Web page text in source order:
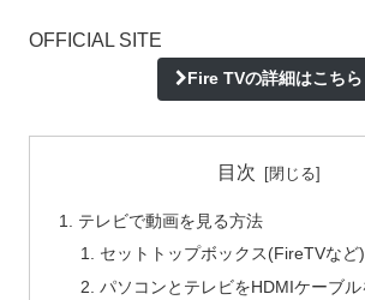
OFFICIAL SITE
Fire TVの詳細はこちら
目次
テレビで動画を見る方法
セットトップボックス(FireTVなど
パソコンとテレビをHDMIケーブル